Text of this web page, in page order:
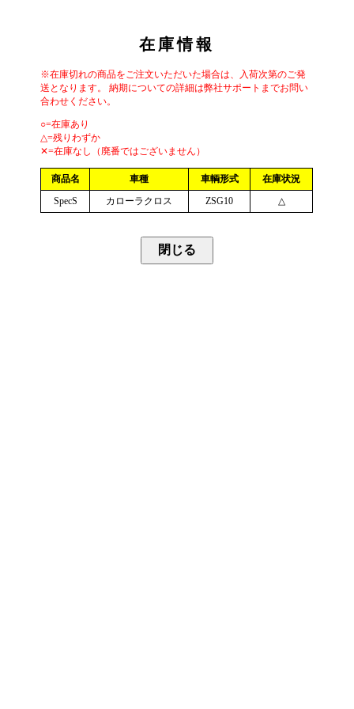
在庫情報
※在庫切れの商品をご注文いただいた場合は、入荷次第のご発
送となります。 納期についての詳細は弊社サポートまでお問い
合わせください。
○=在庫あり
△=残りわずか
✕=在庫なし（廃番ではございません）
商品名 車種 車輌形式
在庫状況
SpecS
カローラクロス ZSG10 △